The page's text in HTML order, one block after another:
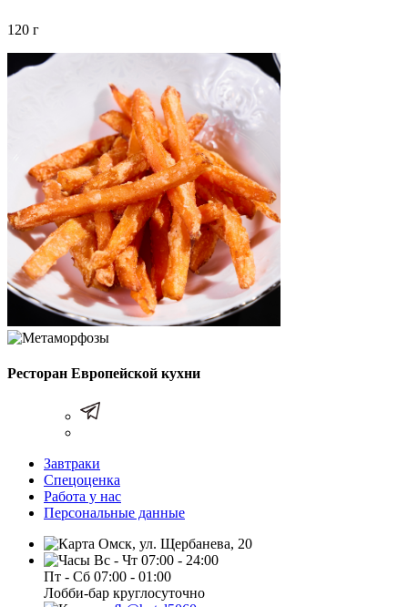
120 г
Ресторан Европейской кухни
Завтраки
Спецоценка
Работа у нас
Персональные данные
Омск, ул. Щербанева, 20
Вс - Чт 07:00 - 24:00
Пт - Сб 07:00 - 01:00
Лобби-бар круглосуточно